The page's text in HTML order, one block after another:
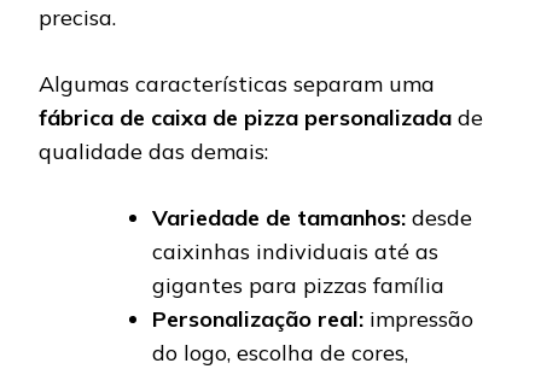
precisa.
Algumas características separam uma
fábrica de caixa de pizza personalizada de
qualidade das demais:
Variedade de tamanhos: desde
caixinhas individuais até as
gigantes para pizzas família
Personalização real: impressão
do logo, escolha de cores,